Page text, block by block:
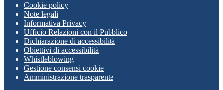
Cookie policy
Note legali
Informativa Privacy
Ufficio Relazioni con il Pubblico
Dichiarazione di accessibilità
Obiettivi di accessibilità
Whistleblowing
Gestione consensi cookie
Amministrazione trasparente